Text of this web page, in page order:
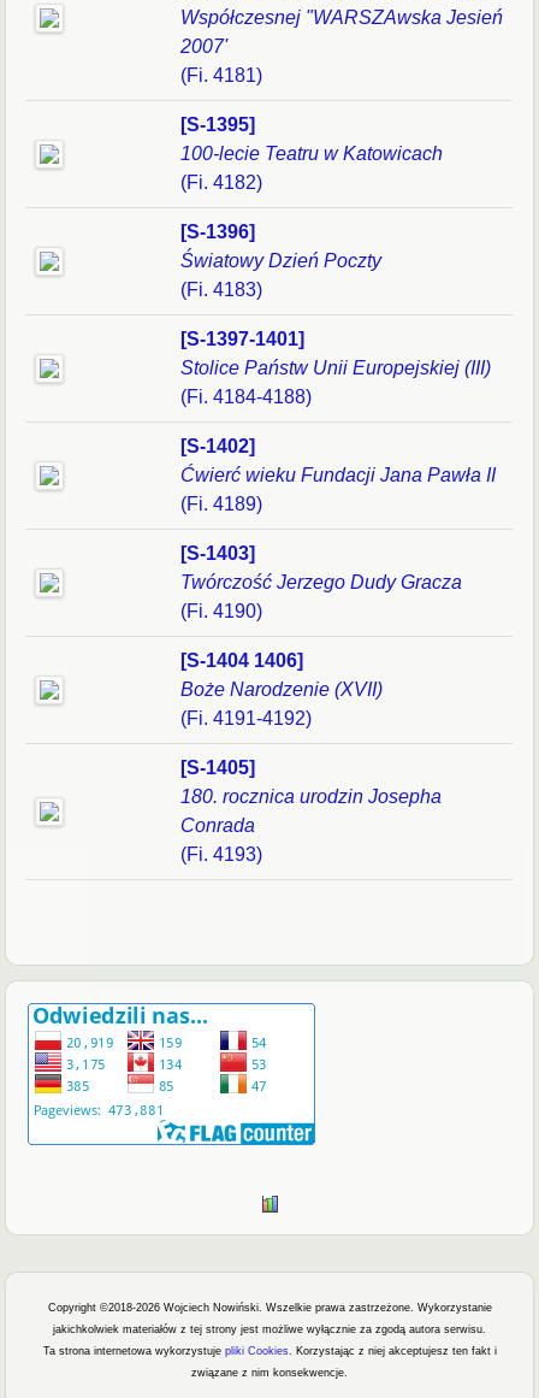
Współczesnej "WARSZAwska Jesień
2007'
(Fi. 4181)
[S-1395]
100-lecie Teatru w Katowicach
(Fi. 4182)
[S-1396]
Światowy Dzień Poczty
(Fi. 4183)
[S-1397-1401]
Stolice Państw Unii Europejskiej (III)
(Fi. 4184-4188)
[S-1402]
Ćwierć wieku Fundacji Jana Pawła II
(Fi. 4189)
[S-1403]
Twórczość Jerzego Dudy Gracza
(Fi. 4190)
[S-1404 1406]
Boże Narodzenie (XVII)
(Fi. 4191-4192)
[S-1405]
180. rocznica urodzin Josepha
Conrada
(Fi. 4193)
Copyright ©2018-2026 Wojciech Nowiński. Wszelkie prawa zastrzeżone. Wykorzystanie
jakichkolwiek materiałów z tej strony jest możliwe wyłącznie za zgodą autora serwisu.
Ta strona internetowa wykorzystuje pliki Cookies. Korzystając z niej akceptujesz ten fakt i
związane z nim konsekwencje.